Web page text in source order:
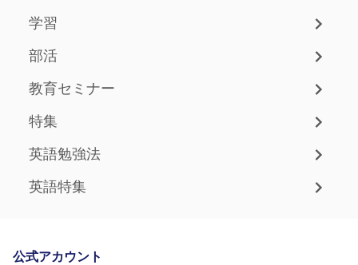
学習
部活
教育セミナー
特集
英語勉強法
英語特集
公式アカウント